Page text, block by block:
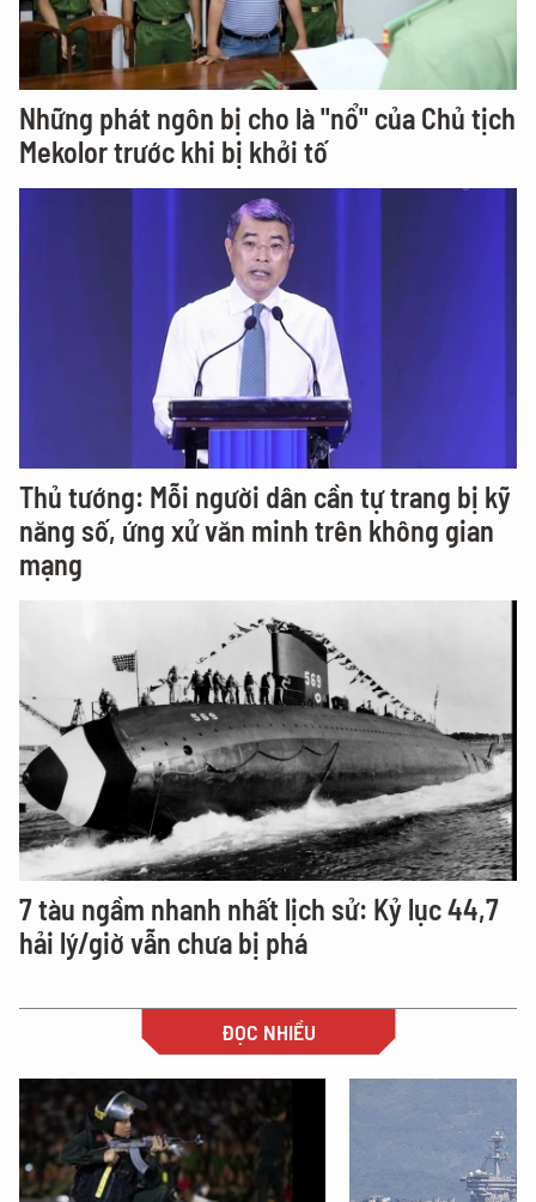
Những phát ngôn bị cho là "nổ" của Chủ tịch
Mekolor trước khi bị khởi tố
Thủ tướng: Mỗi người dân cần tự trang bị kỹ
năng số, ứng xử văn minh trên không gian
mạng
7 tàu ngầm nhanh nhất lịch sử: Kỷ lục 44,7
hải lý/giờ vẫn chưa bị phá
ĐỌC NHIỀU